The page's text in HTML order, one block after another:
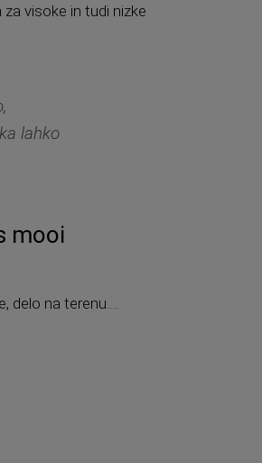
visoke in tudi nizke
lahko
mooi
delo na terenu.…